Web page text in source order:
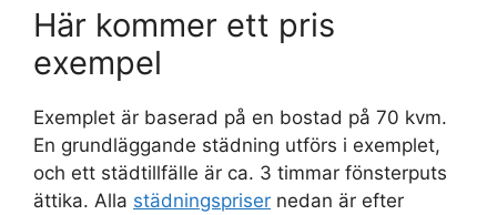
Här kommer ett pris
exempel
Exemplet är baserad på en bostad på 70 kvm.
En grundläggande städning utförs i exemplet,
och ett städtillfälle är ca. 3 timmar fönsterputs
ättika. Alla städningspriser nedan är efter